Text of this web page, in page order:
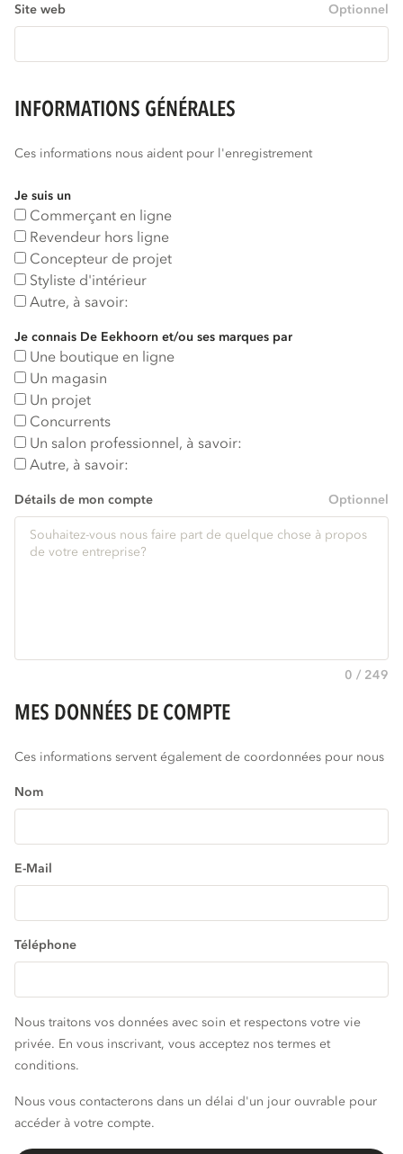
Site web Optionnel
INFORMATIONS GÉNÉRALES
Ces informations nous aident pour l'enregistrement
Je suis un
Commerçant en ligne
Revendeur hors ligne
Concepteur de projet
Styliste d'intérieur
Autre, à savoir:
Je connais De Eekhoorn et/ou ses marques par
Une boutique en ligne
Un magasin
Un projet
Concurrents
Un salon professionnel, à savoir:
Autre, à savoir:
Détails de mon compte Optionnel
0 / 249
MES DONNÉES DE COMPTE
Ces informations servent également de coordonnées pour nous
Nom
E-Mail
Téléphone
Nous traitons vos données avec soin et respectons votre vie
privée. En vous inscrivant, vous acceptez nos termes et
conditions.
Nous vous contacterons dans un délai d'un jour ouvrable pour
accéder à votre compte.